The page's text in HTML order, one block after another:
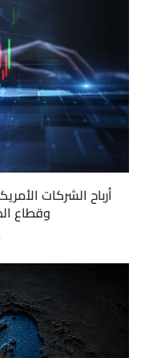
أرباح الشركات
وقطاع